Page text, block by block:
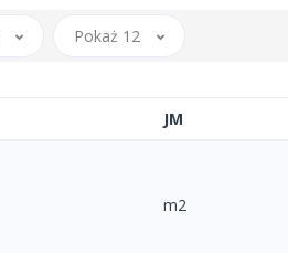
Pokaż 12
JM
m2